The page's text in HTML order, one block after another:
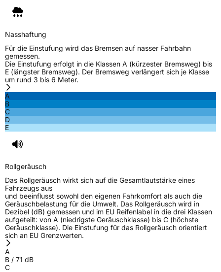
Nasshaftung
Für die Einstufung wird das Bremsen auf nasser Fahrbahn
gemessen.
Die Einstufung erfolgt in die Klassen A (kürzester Bremsweg) bis
E (längster Bremsweg). Der Bremsweg verlängert sich je Klasse
um rund 3 bis 6 Meter.
A
B
C
D
E
Rollgeräusch
Das Rollgeräusch wirkt sich auf die Gesamtlautstärke eines
Fahrzeugs aus
und beeinflusst sowohl den eigenen Fahrkomfort als auch die
Geräuschbelastung für die Umwelt. Das Rollgeräusch wird in
Dezibel (dB) gemessen und im EU Reifenlabel in die drei Klassen
aufgeteilt: von A (niedrigste Geräuschklasse) bis C (höchste
Geräuschklasse). Die Einstufung für das Rollgeräusch orientiert
sich an EU Grenzwerten.
A
B / 71 dB
C